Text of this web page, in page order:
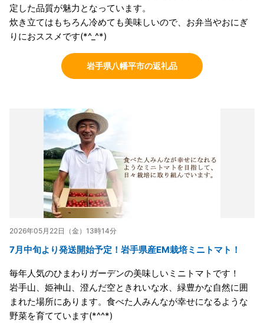
定した品質が魅力となっています。
炊き立てはもちろん冷めても美味しいので、お弁当やおにぎ
りにおススメです(*^_^*)
岩手県八幡平市の返礼品
2026年05月22日（金）13時14分
7月中旬より発送開始予定！岩手県産EM栽培ミニトマト！
毎年人気のひまわりガーデンの美味しいミニトマトです！
岩手山、姫神山、澄んだ空ときれいな水、緑豊かな自然に囲
まれた場所にあります。食べた人みんなが幸せになるような
野菜を育てています(*^^*)